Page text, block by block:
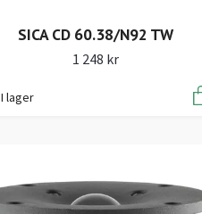
SICA CD 60.38/N92 TW
1 248 kr
I lager